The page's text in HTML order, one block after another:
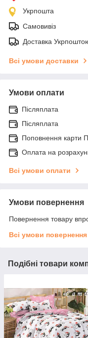
Укрпошта
Самовивіз
Доставка
Всі умови доставки
Умови оплати
Післяплата
Післяплата
Поповнення
Оплата на
Всі умови оплати
Умови повернення
Повернення товару
Всі умови повернення
Подібні товари